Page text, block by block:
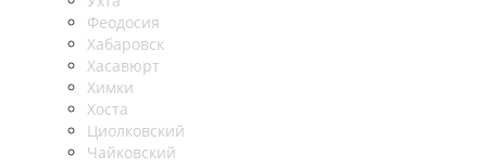
Феодосия
Хабаровск
Хасавюрт
Химки
Хоста
Циолковский
Чайковский